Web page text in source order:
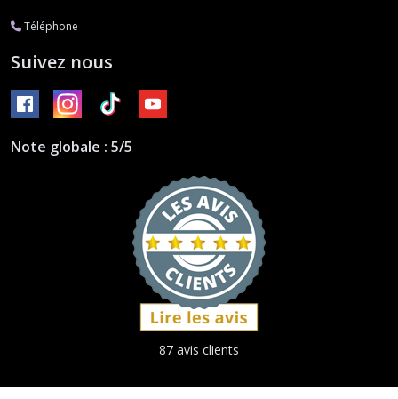
Téléphone
Suivez nous
Note globale : 5/5
87 avis clients